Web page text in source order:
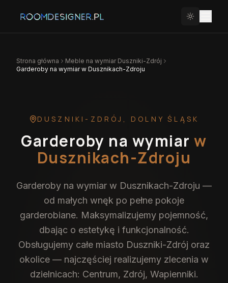
Strona główna Meble na wymiar Duszniki-Zdrój
Garderoby na wymiar w Dusznikach-Zdroju
DUSZNIKI-ZDRÓJ , DOLNY ŚLĄSK
Garderoby na wymiar w
Dusznikach-Zdroju
Garderoby na wymiar w Dusznikach-Zdroju —
od małych wnęk po pełne pokoje
garderobiane. Maksymalizujemy pojemność,
dbając o estetykę i funkcjonalność.
Obsługujemy całe miasto Duszniki-Zdrój oraz
okolice — najczęściej realizujemy zlecenia w
dzielnicach: Centrum, Zdrój, Wapienniki.